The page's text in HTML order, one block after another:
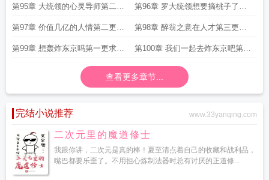
求收藏
第95章 大统领的心灵导师第二更
求收藏
第96章 罗大统领想要摘桃子了第
一更求收
第97章 价值几亿的人情第二更求
收藏
第98章 醉翁之意在人才第三更求
收藏
第99章 想轰炸东京吗第一更求收 第100章 我们一起去炸东京吧第二
更求收
查看更多章节...
完结小说推荐 www.33yanqing.com
二次元里的魔道修士
我跟你讲，二次元是真的棒！夏至清点着自己的收藏和战利品，
嘴巴都要乐歪了。不用担心炼制法器时总有讨厌的正道修...